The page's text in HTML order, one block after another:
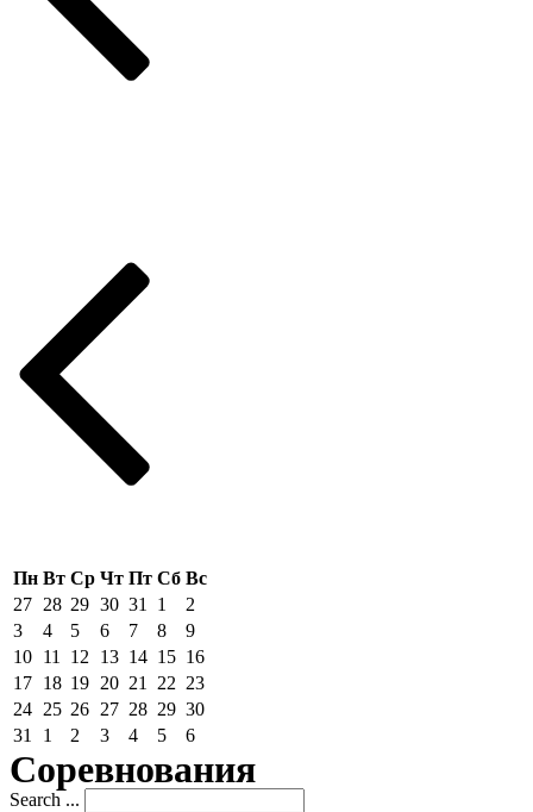
Пн Вт Ср Чт Пт Сб Вс
27 28 29 30 31 1
2
3
4 5 6 7 8
9
10 11 12 13 14 15 16
17 18 19 20 21 22 23
24 25 26 27 28 29 30
31
1 2 3 4 5 6
Соревнования
Search ...